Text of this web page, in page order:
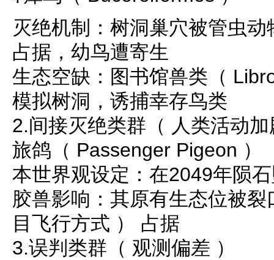
灭绝机制：树洞巢穴被管虫
占据，幼鸟遭寄生
生态空缺：图书馆兽类（
模拟树洞，诱捕幸存鸟类
2.间接灭绝类群（ 人类活动
旅鸽（ Passenger Pigeon ）
本世界观设定：在2049年陨
胶兽影响：其原有生态位被
目飞行方式 ） 占据
3.误判类群（ 观测偏差 ）